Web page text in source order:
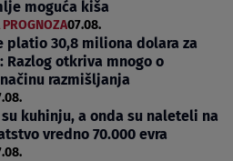
moguća kiša
07.08.
platio 30,8 miliona dolara za
Razlog otkriva mnogo o
razmišljanja
kuhinju, a onda su naleteli na
vredno 70.000 evra